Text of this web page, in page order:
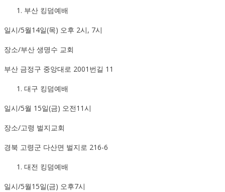
부산 킹덤예배
일시/5월14일(목) 오후 2시, 7시
장소/부산 생명수 교회
부산 금정구 중앙대로 2001번길 11
대구 킹덤예배
일시/5월 15일(금) 오전11시
장소/고령 벌지교회
경북 고령군 다산면 벌지로 216-6
대전 킹덤예배
일시/5월15일(금) 오후7시